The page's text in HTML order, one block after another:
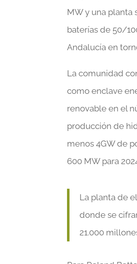
MW y una planta
baterías de 50/
Andalucía en
La comunidad
como enclave
renovable en el
producción de
menos 4GW de
600 MW para
La planta de
donde se
21.000